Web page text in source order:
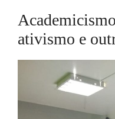
ativismo e